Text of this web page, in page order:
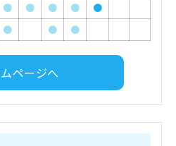
● ● ● ●
●
● ● ●
ページへ